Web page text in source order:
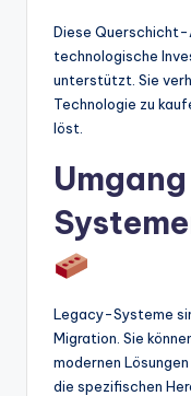
Diese Querschicht-
technologische
unterstützt. Sie
Technologie zu
löst.
Legacy-Systeme
Migration. Sie
modernen
die spezifischen